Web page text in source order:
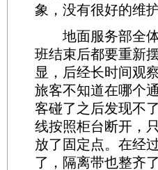
象，没有很好的维
地面服务部全体
班结束后都要重新
显，后经长时间观
旅客不知道在哪个
客碰了之后发现不
线按照柜台断开，
放了固定点。在经
了，隔离带也整齐